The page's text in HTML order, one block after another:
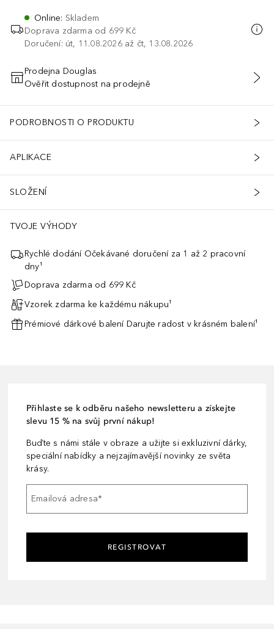
Online: Skladem
Doprava zdarma od 699 Kč
Doručení: út, 11.08.2026 až čt, 13.08.2026
PŘIDAT DO KOŠÍKU
Prodejna Douglas
Ověřit dostupnost na prodejně
PODROBNOSTI O PRODUKTU
APLIKACE
SLOŽENÍ
patentem.
TVOJE VÝHODY
Rychlé dodání Očekávané doručení za 1 až 2 pracovní
dny¹
Doprava zdarma od 699 Kč
Vzorek zdarma ke každému nákupu¹
Prémiové dárkové balení Darujte radost v krásném balení¹
Přihlaste se k odběru našeho newsletteru a získejte
slevu 15 % na svůj první nákup!
Buďte s námi stále v obraze a užijte si exkluzivní dárky,
speciální nabídky a nejzajímavější novinky ze světa
krásy.
Emailová adresa*
REGISTROVAT